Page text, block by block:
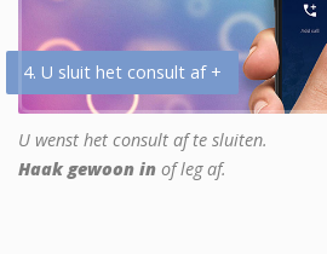
4. U sluit het consult af +
U wenst het consult af te sluiten.
Haak gewoon in of leg af.